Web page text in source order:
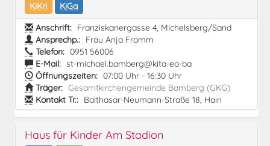
KiKri
KiGa
Anschrift: Franziskanergasse 4, Michelsberg/Sand
Ansprechp.: Frau Anja Fromm
Telefon: 0951 56006
E-Mail: st-michael.bamberg@kita-eo-ba
Öffnungszeiten: 07:00 Uhr - 16:30 Uhr
Träger: Gesamtkirchengemeinde Bamberg (GKG)
Kontakt Tr.: Balthasar-Neumann-Straße 18, Hain
Haus für Kinder Am Stadion